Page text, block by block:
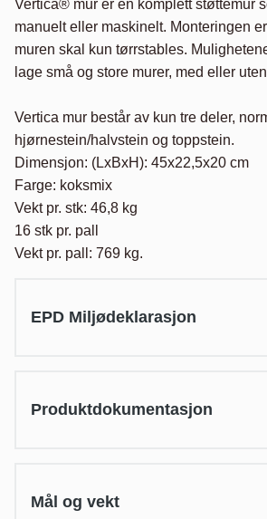
Vertica® mur er en komplett støttemur
manuelt eller maskinelt. Monteringen
muren skal kun tørrstables.
lage små og store murer, med eller
Vertica mur består av kun tre deler,
hjørnestein/halvstein og toppstein.
Dimensjon: (LxBxH): 45x22,5x20 cm
Farge: koksmix
Vekt pr. stk: 46,8 kg
16 stk pr. pall
Vekt pr. pall: 769 kg.
EPD Miljødeklarasjon
Produktdokumentasjon
Mål og vekt